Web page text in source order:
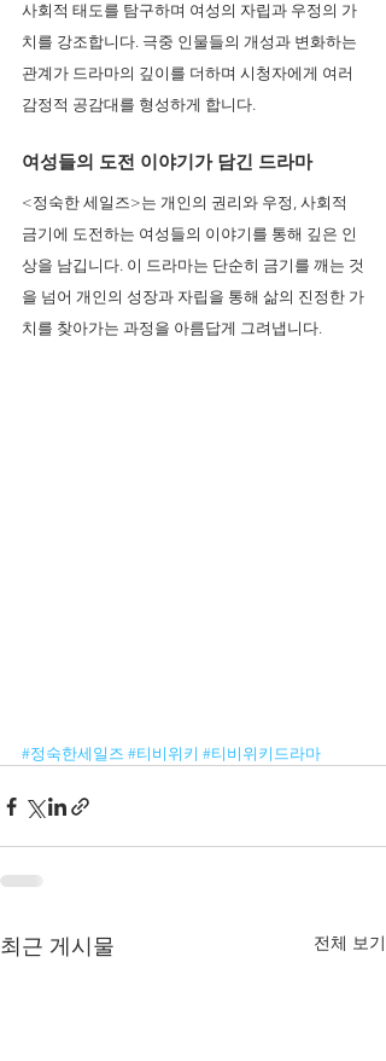
사회적 태도를 탐구하며 여성의 자립과 우정의 가
치를 강조합니다. 극중 인물들의 개성과 변화하는
관계가 드라마의 깊이를 더하며 시청자에게 여러
감정적 공감대를 형성하게 합니다.
여성들의 도전 이야기가 담긴 드라마
<정숙한 세일즈>는 개인의 권리와 우정, 사회적
금기에 도전하는 여성들의 이야기를 통해 깊은 인
상을 남깁니다. 이 드라마는 단순히 금기를 깨는 것
을 넘어 개인의 성장과 자립을 통해 삶의 진정한 가
치를 찾아가는 과정을 아름답게 그려냅니다.
#정숙한세일즈 #티비위키 #티비위키드라마
최근 게시물 전체 보기